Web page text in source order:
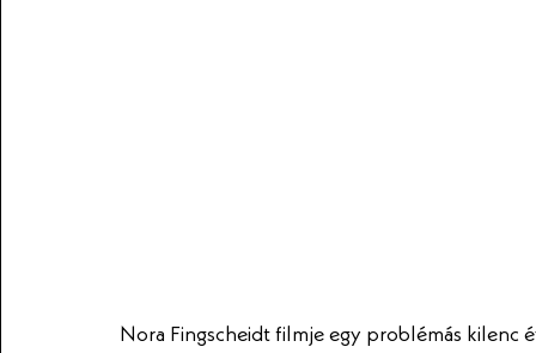
Nora Fingscheidt filmje egy problémás kilenc